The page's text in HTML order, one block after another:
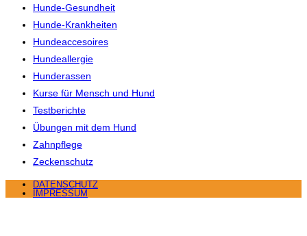
Hunde-Gesundheit
Hunde-Krankheiten
Hundeaccesoires
Hundeallergie
Hunderassen
Kurse für Mensch und Hund
Testberichte
Übungen mit dem Hund
Zahnpflege
Zeckenschutz
DATENSCHUTZ
IMPRESSUM